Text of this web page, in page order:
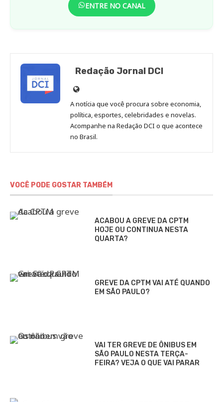
ENTRE NO CANAL
Redação Jornal DCI
Site
de
Redação
Jornal
DCI
A notícia que você procura sobre economia,
política, esportes, celebridades e novelas.
Acompanhe na Redação DCI o que acontece
no Brasil.
VOCÊ PODE GOSTAR TAMBÉM
ACABOU A GREVE DA CPTM
HOJE OU CONTINUA NESTA
QUARTA?
GREVE DA CPTM VAI ATÉ QUANDO
EM SÃO PAULO?
VAI TER GREVE DE ÔNIBUS EM
SÃO PAULO NESTA TERÇA-
FEIRA? VEJA O QUE VAI PARAR